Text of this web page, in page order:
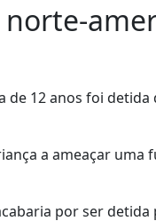
12 anos foi
a ameaçar
por ser